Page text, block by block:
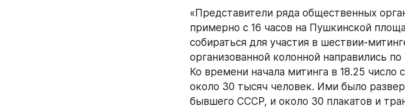
«Представители ряда общественных
примерно с 16 часов на Пушкинской
собираться для участия в шествии-
организованной колонной направились
Ко времени начала митинга в 18.25
около 30 тысяч человек. Ими было
бывшего СССР, и около 30 плакатов и